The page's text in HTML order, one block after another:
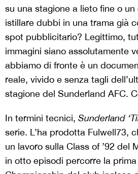
su una stagione a lieto fine o
istillare dubbi in una trama già
spot pubblicitario? Legittimo,
immagini siano assolutamente
abbiamo di fronte è un
reale, vivido e senza tagli
stagione del Sunderland AFC.
In termini tecnici, Sunderland
serie. L’ha prodotta Fulwell73,
un lavoro sulla Class of ’92 del
in otto episodi percorre la